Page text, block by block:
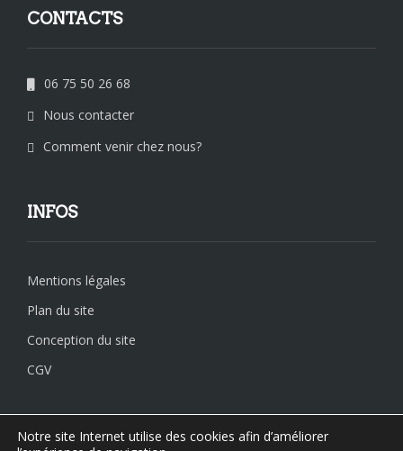
CONTACTS
06 75 50 26 68
Nous contacter
Comment venir chez nous?
INFOS
Mentions légales
Plan du site
Conception du site
CGV
Notre site Internet utilise des cookies afin d’améliorer